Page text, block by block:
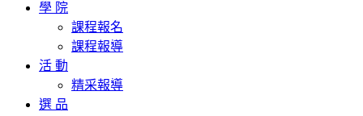
學 院
課程報名
課程報導
活 動
精采報導
選 品